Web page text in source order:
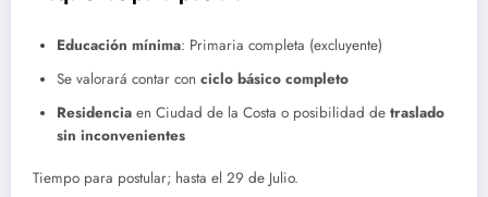
Educación mínima: Primaria completa (excluyente)
Se valorará contar con ciclo básico completo
Residencia en Ciudad de la Costa o posibilidad de traslado
sin inconvenientes
Tiempo para postular; hasta el 29 de Julio.